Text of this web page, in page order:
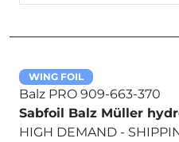
WING FOIL
Balz PRO 909-663-370
Sabfoil Balz Müller
HIGH DEMAND -